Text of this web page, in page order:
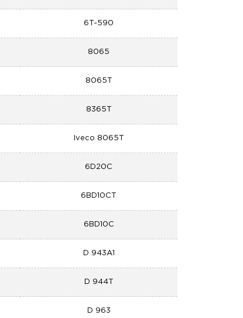
6T-590
8065
8065T
8365T
Iveco 8065T
6D20C
6BD10CT
6BD10C
D 943A1
D 944T
D 963